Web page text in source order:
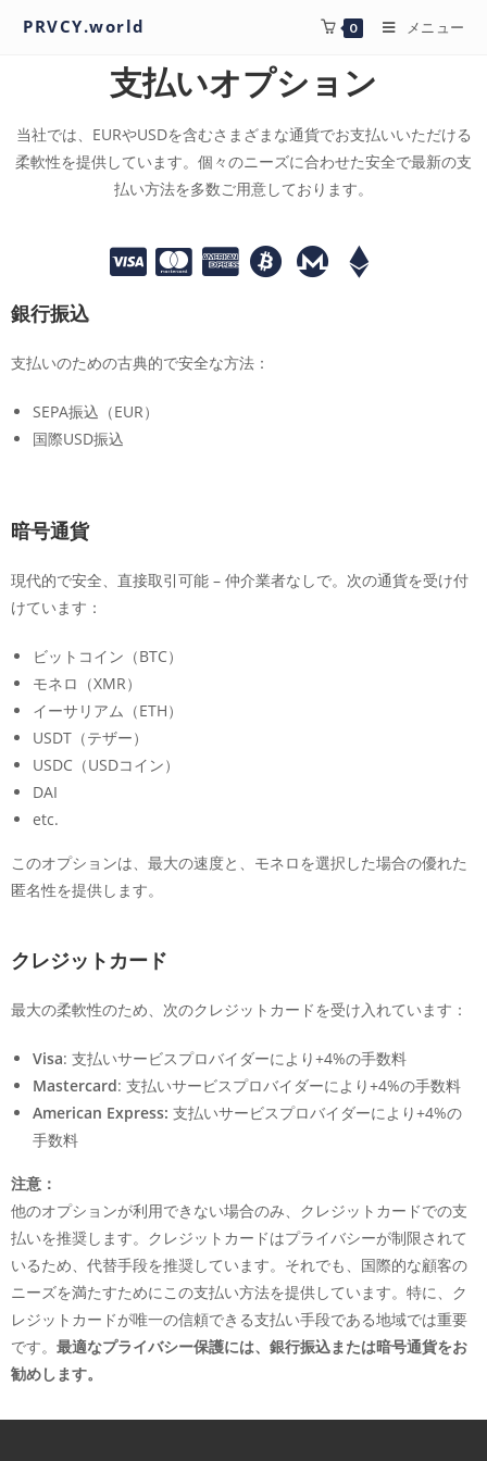
PRVCY.world 0 メニュー
支払いオプション
当社では、EURやUSDを含むさまざまな通貨でお支払いいただける
柔軟性を提供しています。個々のニーズに合わせた安全で最新の支
払い方法を多数ご用意しております。
銀行振込
支払いのための古典的で安全な方法：
SEPA振込（EUR）
国際USD振込
暗号通貨
現代的で安全、直接取引可能 – 仲介業者なしで。次の通貨を受け付
けています：
ビットコイン（BTC）
モネロ（XMR）
イーサリアム（ETH）
USDT（テザー）
USDC（USDコイン）
DAI
etc.
このオプションは、最大の速度と、モネロを選択した場合の優れた
匿名性を提供します。
クレジットカード
最大の柔軟性のため、次のクレジットカードを受け入れています：
Visa: 支払いサービスプロバイダーにより+4%の手数料
Mastercard: 支払いサービスプロバイダーにより+4%の手数料
American Express: 支払いサービスプロバイダーにより+4%の
手数料
注意：
他のオプションが利用できない場合のみ、クレジットカードでの支
払いを推奨します。クレジットカードはプライバシーが制限されて
いるため、代替手段を推奨しています。それでも、国際的な顧客の
ニーズを満たすためにこの支払い方法を提供しています。特に、ク
レジットカードが唯一の信頼できる支払い手段である地域では重要
です。 最適なプライバシー保護には、銀行振込または暗号通貨をお
勧めします。